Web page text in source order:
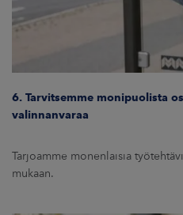
6. Tarvitsemme monipuolista
valinnanvaraa
Tarjoamme monenlaisia
mukaan.